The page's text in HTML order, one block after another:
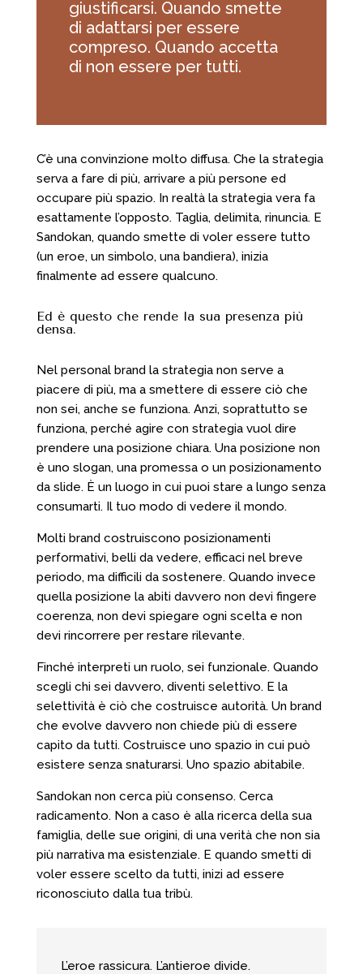
giustificarsi. Quando smette
di adattarsi per essere
compreso. Quando accetta
di non essere per tutti.
C’è una convinzione molto diffusa. Che la strategia
serva a fare di più, arrivare a più persone ed
occupare più spazio. In realtà la strategia vera fa
esattamente l’opposto. Taglia, delimita, rinuncia. E
Sandokan, quando smette di voler essere tutto
(un eroe, un simbolo, una bandiera), inizia
finalmente ad essere qualcuno.
Ed è questo che rende la sua presenza più
densa.
Nel personal brand la strategia non serve a
piacere di più, ma a smettere di essere ciò che
non sei, anche se funziona. Anzi, soprattutto se
funziona, perché agire con strategia vuol dire
prendere una posizione chiara. Una posizione non
è uno slogan, una promessa o un posizionamento
da slide. È un luogo in cui puoi stare a lungo senza
consumarti. Il tuo modo di vedere il mondo.
Molti brand costruiscono posizionamenti
performativi, belli da vedere, efficaci nel breve
periodo, ma difficili da sostenere. Quando invece
quella posizione la abiti davvero non devi fingere
coerenza, non devi spiegare ogni scelta e non
devi rincorrere per restare rilevante.
Finché interpreti un ruolo, sei funzionale. Quando
scegli chi sei davvero, diventi selettivo. E la
selettività è ciò che costruisce autorità. Un brand
che evolve davvero non chiede più di essere
capito da tutti. Costruisce uno spazio in cui può
esistere senza snaturarsi. Uno spazio abitabile.
Sandokan non cerca più consenso. Cerca
radicamento. Non a caso è alla ricerca della sua
famiglia, delle sue origini, di una verità che non sia
più narrativa ma esistenziale. E quando smetti di
voler essere scelto da tutti, inizi ad essere
riconosciuto dalla tua tribù.
L’eroe rassicura. L’antieroe divide.